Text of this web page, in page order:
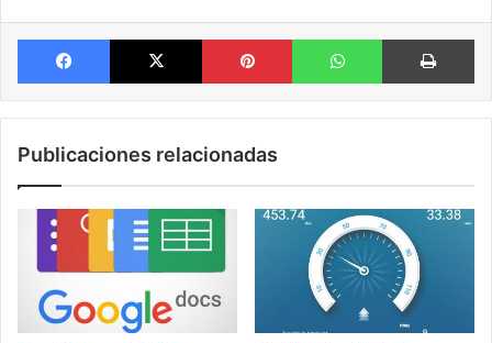
Facebook X Pinterest WhatsApp
Publicaciones relacionadas